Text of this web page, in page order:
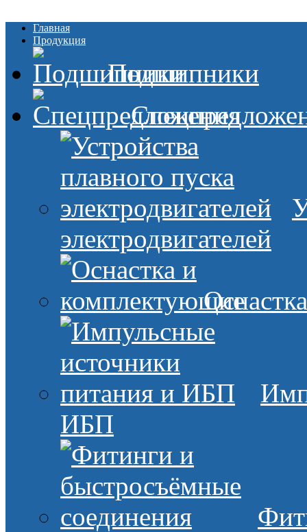
Главная
Продукция
Подшипники
электродвигателей
ИБП